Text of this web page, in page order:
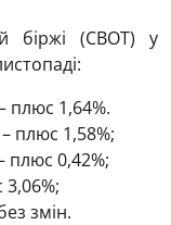
біржі (CBOT) у
плюс 1,64%.
плюс 1,58%;
плюс 0,42%;
3,06%;
змін.